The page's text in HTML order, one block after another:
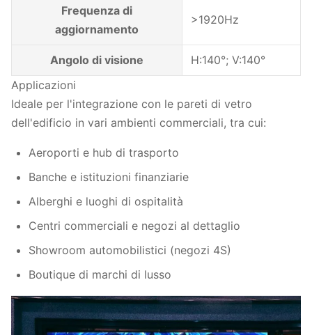
Frequenza di
aggiornamento
>1920Hz
Angolo di visione
H:140°; V:140°
Applicazioni
Ideale per l'integrazione con le pareti di vetro
dell'edificio in vari ambienti commerciali, tra cui:
Aeroporti e hub di trasporto
Banche e istituzioni finanziarie
Alberghi e luoghi di ospitalità
Centri commerciali e negozi al dettaglio
Showroom automobilistici (negozi 4S)
Boutique di marchi di lusso